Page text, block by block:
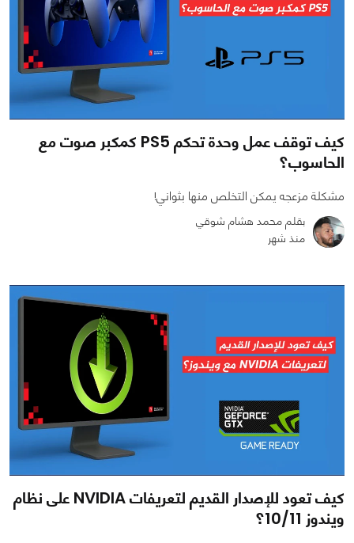
كيف توقف عمل وحدة تحكم PS5 كمكبر صوت مع
الحاسوب؟
مشكلة مزعجه يمكن التخلص منها بثواني!
بقلم محمد هشام شوقي
منذ شهر
كيف تعود للإصدار القديم لتعريفات NVIDIA على نظام
ويندوز 10/11؟